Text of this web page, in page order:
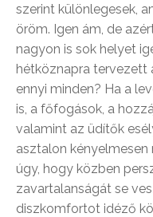
szerint különlegesek,
öröm. Igen ám, de
nagyon is sok helyet
hétköznapra tervezett
ennyi minden? Ha a
is, a főfogások, a
valamint az üdítők
asztalon
úgy, hogy közben
zavartalanságát se
diszkomfortot idéző